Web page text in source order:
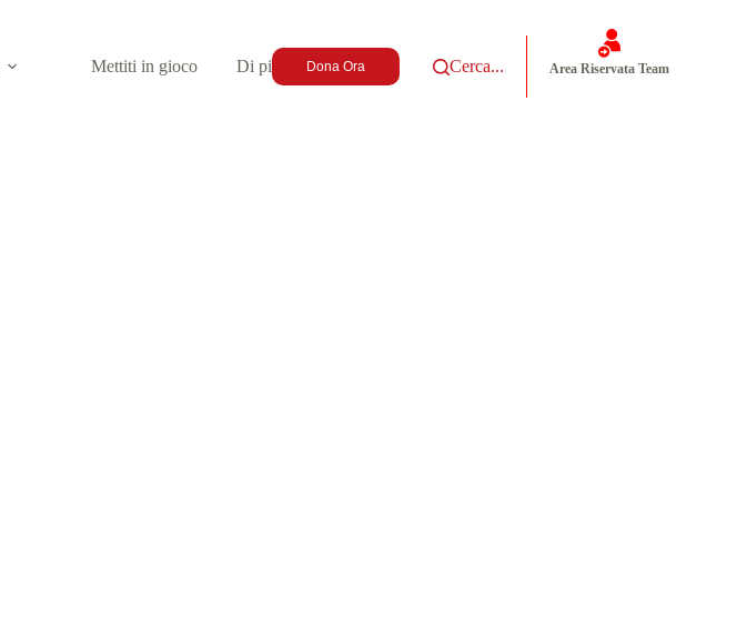
Mettiti in gioco Di più Dona Ora Cerca... Area Riservata Team